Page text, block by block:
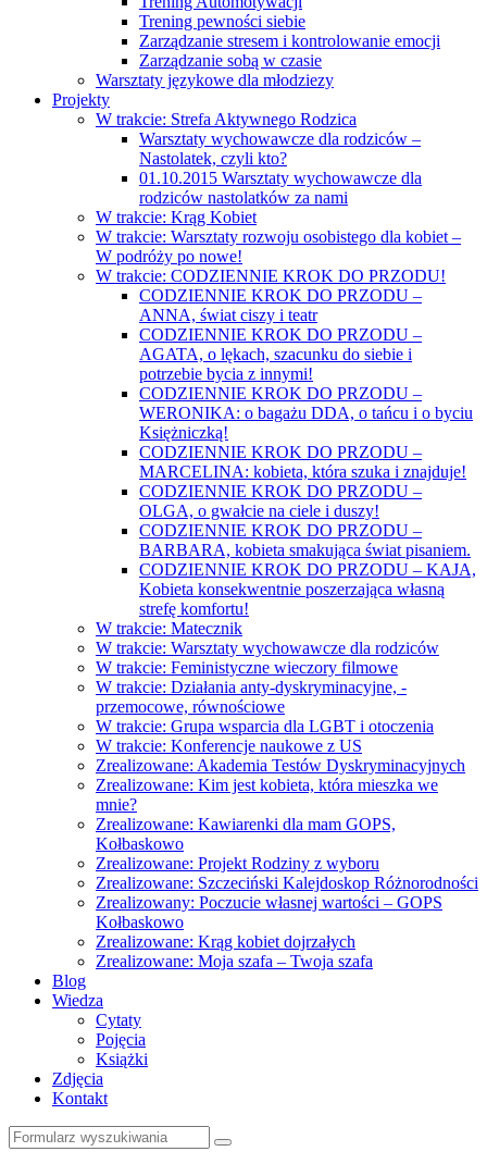
Trening pewności siebie
Zarządzanie stresem i kontrolowanie emocji
Zarządzanie sobą w czasie
Warsztaty językowe dla młodziezy
Projekty
W trakcie: Strefa Aktywnego Rodzica
Warsztaty wychowawcze dla rodziców –
Nastolatek, czyli kto?
01.10.2015 Warsztaty wychowawcze dla
rodziców nastolatków za nami
W trakcie: Krąg Kobiet
W trakcie: Warsztaty rozwoju osobistego dla kobiet –
W podróży po nowe!
W trakcie: CODZIENNIE KROK DO PRZODU!
CODZIENNIE KROK DO PRZODU –
ANNA, świat ciszy i teatr
CODZIENNIE KROK DO PRZODU –
AGATA, o lękach, szacunku do siebie i
potrzebie bycia z innymi!
CODZIENNIE KROK DO PRZODU –
WERONIKA: o bagażu DDA, o tańcu i o byciu
Księżniczką!
CODZIENNIE KROK DO PRZODU –
MARCELINA: kobieta, która szuka i znajduje!
CODZIENNIE KROK DO PRZODU –
OLGA, o gwałcie na ciele i duszy!
CODZIENNIE KROK DO PRZODU –
BARBARA, kobieta smakująca świat pisaniem.
CODZIENNIE KROK DO PRZODU – KAJA,
Kobieta konsekwentnie poszerzająca własną
strefę komfortu!
W trakcie: Matecznik
W trakcie: Warsztaty wychowawcze dla rodziców
W trakcie: Feministyczne wieczory filmowe
W trakcie: Działania anty-dyskryminacyjne, -
przemocowe, równościowe
W trakcie: Grupa wsparcia dla LGBT i otoczenia
W trakcie: Konferencje naukowe z US
Zrealizowane: Akademia Testów Dyskryminacyjnych
Zrealizowane: Kim jest kobieta, która mieszka we
mnie?
Zrealizowane: Kawiarenki dla mam GOPS,
Kołbaskowo
Zrealizowane: Projekt Rodziny z wyboru
Zrealizowane: Szczeciński Kalejdoskop Różnorodności
Zrealizowany: Poczucie własnej wartości – GOPS
Kołbaskowo
Zrealizowane: Krąg kobiet dojrzałych
Zrealizowane: Moja szafa – Twoja szafa
Blog
Wiedza
Cytaty
Pojęcia
Książki
Zdjęcia
Kontakt
Szukaj